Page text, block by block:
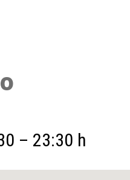
– 23:30 h